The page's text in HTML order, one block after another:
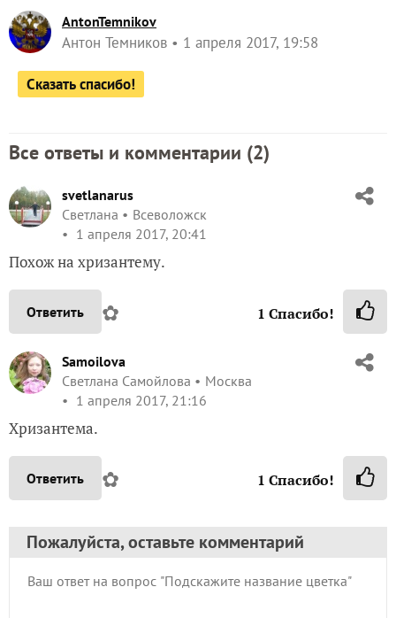
AntonTemnikov
Антон Темников 1 апреля 2017, 19:58
Сказать спасибо!
Все ответы и комментарии (2)
svetlanarus
Светлана
Всеволожск
1 апреля 2017, 20:41
Похож на хризантему.
Ответить ✿ 1 Спасибо!
Samoilova
Светлана Самойлова
Москва
1 апреля 2017, 21:16
Хризантема.
Ответить ✿ 1 Спасибо!
Пожалуйста, оставьте комментарий